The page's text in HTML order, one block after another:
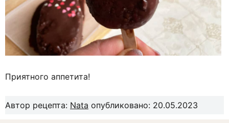
Приятного аппетита!
Автор рецепта: Nata опубликовано: 20.05.2023